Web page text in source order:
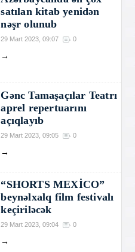
satılan kitab yenidən
nəşr olunub
29 Mart 2023, 09:07 0
→
Gənc Tamaşaçılar Teatrı
aprel repertuarını
açıqlayıb
29 Mart 2023, 09:05 0
→
“SHORTS MEXİCO”
beynəlxalq film festivalı
keçiriləcək
29 Mart 2023, 09:04 0
→